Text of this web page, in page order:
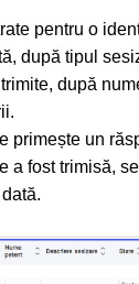
pentru o
după tipul
după
primește un
a fost trimisă,